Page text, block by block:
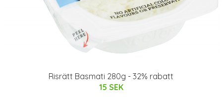
Risrätt Basmati 280g - 32% rabatt
15 SEK